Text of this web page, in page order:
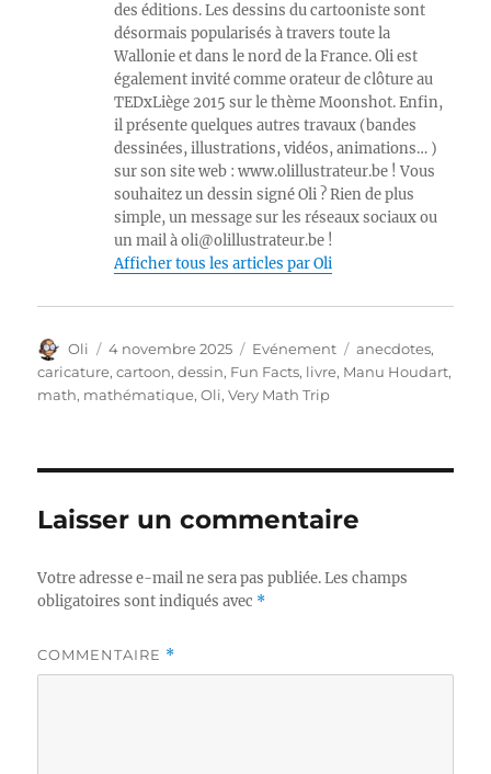
des éditions. Les dessins du cartooniste sont
désormais popularisés à travers toute la
Wallonie et dans le nord de la France. Oli est
également invité comme orateur de clôture au
TEDxLiège 2015 sur le thème Moonshot. Enfin,
il présente quelques autres travaux (bandes
dessinées, illustrations, vidéos, animations… )
sur son site web : www.olillustrateur.be ! Vous
souhaitez un dessin signé Oli ? Rien de plus
simple, un message sur les réseaux sociaux ou
un mail à oli@olillustrateur.be !
Afficher tous les articles par Oli
Auteur
Oli
Publié
le
4 novembre 2025 Catégories
Evénement Étiquettes
anecdotes,
caricature,cartoon,dessin, Fun Facts, livre, Manu Houdart,
math, mathématique,Oli,Very Math Trip
Laisser un commentaire
Votre adresse e-mail ne sera pas publiée. Les champs
obligatoires sont indiqués avec *
COMMENTAIRE *